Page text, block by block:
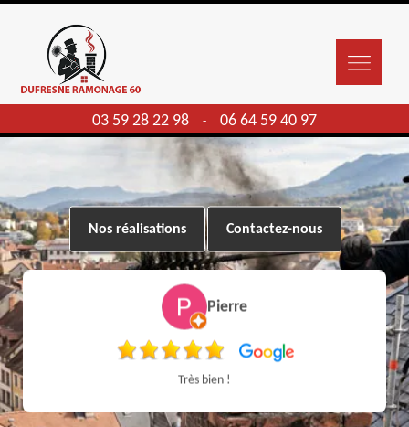
03 59 28 22 98 - 06 64 59 40 97
Nos réalisations Contactez-nous
Pierre
Très bien !